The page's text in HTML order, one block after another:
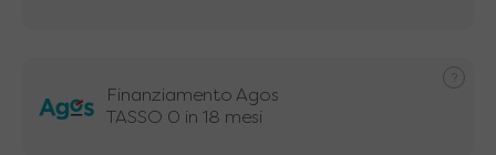
Finanziamento Agos
TASSO 0 in 18 mesi